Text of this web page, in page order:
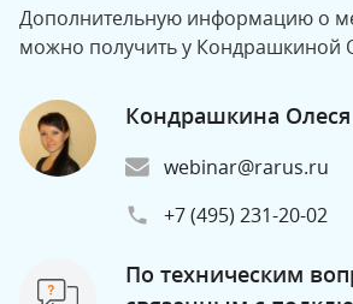
Дополнительную информацию о
можно получить у Кондрашкиной
Кондрашкина Олеся
webinar@rarus.ru
+7 (495) 231-20-02
По техническим